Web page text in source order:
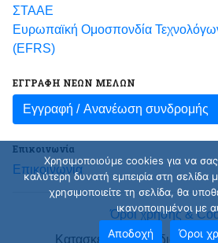
ΣΤΑΑΕ
Ευρωπαϊκή Ομοσπονδία
(EFRS)
ΕΓΓΡΑΦΗ ΝΕΩΝ ΜΕΛΩΝ
Εγγραφή / Ανανέωση συνδρομής
Επικοινωνία
Επικοινωνία
Όροι χρήσης &
Κατασκευή και σχεδιασμός
Χρησιμοποιούμε cookies για να
καλύτερη δυνατή εμπειρία στη σελίδα
χρησιμοποιείτε τη σελίδα, θα
ικανοποιημένοι με
Αποδοχή Όροι